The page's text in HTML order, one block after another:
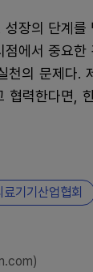
장의 단계
에서 중요한
천의 문제다.
협력한다면,
기기산업협회